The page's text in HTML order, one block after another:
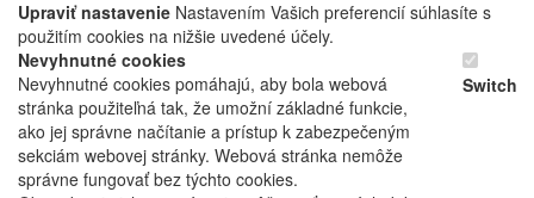
Upraviť nastavenie Nastavením Vašich preferencií súhlasíte s
použitím cookies na nižšie uvedené účely.
Nevyhnutné cookies
Nevyhnutné cookies pomáhajú, aby bola webová
stránka použiteľná tak, že umožní základné funkcie,
ako jej správne načítanie a prístup k zabezpečeným
sekciám webovej stránky. Webová stránka nemôže
správne fungovať bez týchto cookies.
Switch